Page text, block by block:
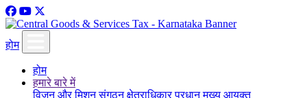
होम
होम
हमारे बारे में
विजन और मिशन संगठन क्षेत्राधिकार प्रधान मुख्य आयुक्त